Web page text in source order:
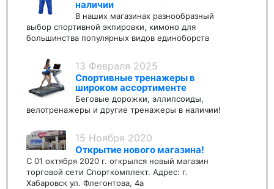
наличии
В наших магазинах разнообразный
выбор спортивной экпировки, кимоно для
большинства популярных видов единоборств
13 Февраля 2025
Спортивные тренажеры в
широком ассортименте
Беговые дорожки, эллипсоиды,
велотренажеры и другие тренажеры в наличии!
15 Ноября 2020
Открытие нового магазина!
С 01 октября 2020 г. открылся новый магазин
торговой сети Спорткомплект. Адрес: г.
Хабаровск ул. Флегонтова, 4а